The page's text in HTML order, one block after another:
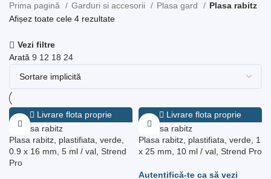
Prima pagină Garduri si accesorii Plasa gard
Plasa rabitz
Afișez toate cele 4 rezultate
Vezi filtre
Arată 9 12 18 24
Livrare flota proprie
Plasa rabitz, plastifiata, verde,
0.9 x 16 mm, 5 ml / val, Strend
Pro
Livrare flota proprie
Plasa rabitz, plastifiata, verde, 1
x 25 mm, 10 ml / val, Strend Pro